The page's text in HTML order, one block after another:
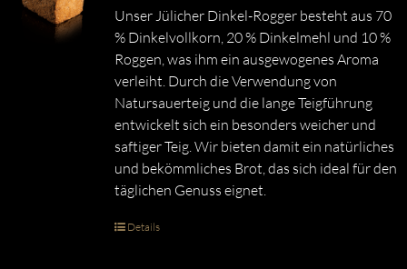
Unser Jülicher Dinkel-Rogger besteht aus 70
% Dinkelvollkorn, 20 % Dinkelmehl und 10 %
Roggen, was ihm ein ausgewogenes Aroma
verleiht. Durch die Verwendung von
Natursauerteig und die lange Teigführung
entwickelt sich ein besonders weicher und
saftiger Teig. Wir bieten damit ein natürliches
und bekömmliches Brot, das sich ideal für den
täglichen Genuss eignet.
Details